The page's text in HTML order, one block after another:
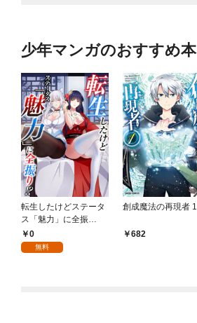
少年マンガのおすすめ本
転生したけどステータ
ス「魅力」に全振
り！？(1)
0
無料
創成魔法の再現者 1
682